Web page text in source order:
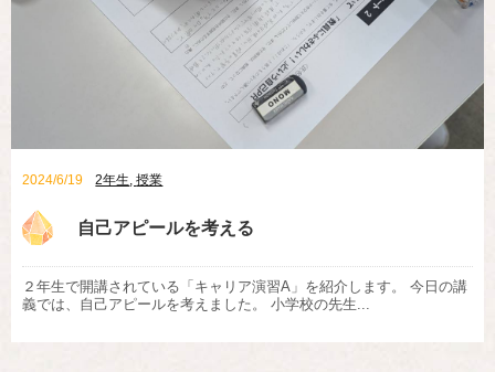
2024/6/19 2年生,授業
自己アピールを考える
２年生で開講されている「キャリア演習A」を紹介します。 今日の講
義では、自己アピールを考えました。 小学校の先生...